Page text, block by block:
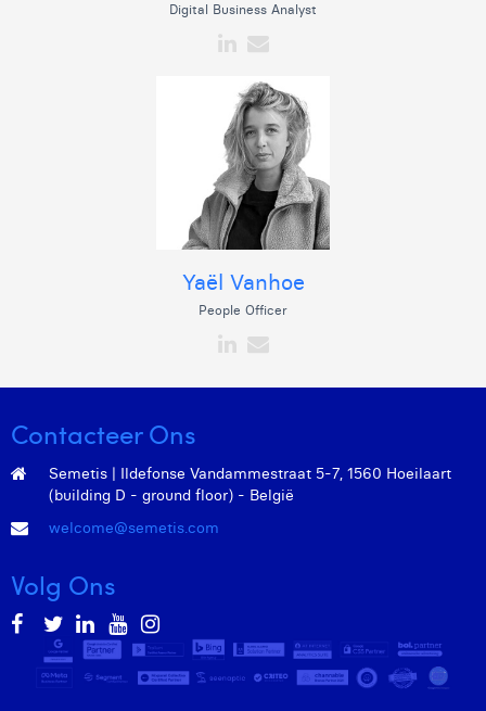
Digital Business Analyst
Yaël Vanhoe
People Officer
Contacteer Ons
Semetis | Ildefonse Vandammestraat 5-7, 1560 Hoeilaart
(building D - ground floor) - België
welcome@semetis.com
Volg Ons